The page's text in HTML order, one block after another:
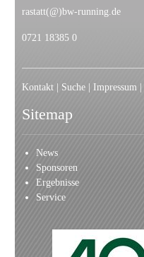
rastatt(@)bw-running.de
0721 18385 0
Kontakt Suche Impressum
Sitemap
News
Sponsoren
Ergebnisse
Service